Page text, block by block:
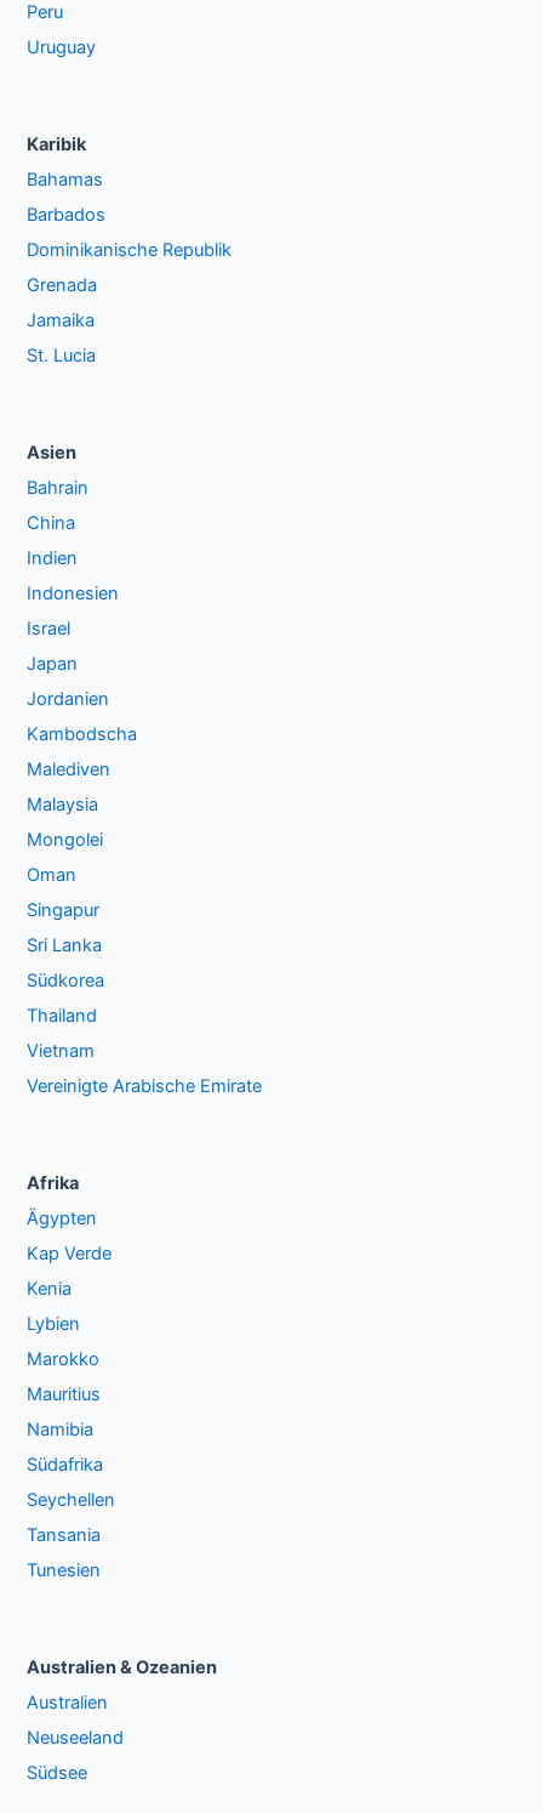
Peru
Uruguay
Karibik
Bahamas
Barbados
Dominikanische Republik
Grenada
Jamaika
St. Lucia
Asien
Bahrain
China
Indien
Indonesien
Israel
Japan
Jordanien
Kambodscha
Malediven
Malaysia
Mongolei
Oman
Singapur
Sri Lanka
Südkorea
Thailand
Vietnam
Vereinigte Arabische Emirate
Afrika
Ägypten
Kap Verde
Kenia
Lybien
Marokko
Mauritius
Namibia
Südafrika
Seychellen
Tansania
Tunesien
Australien & Ozeanien
Australien
Neuseeland
Südsee